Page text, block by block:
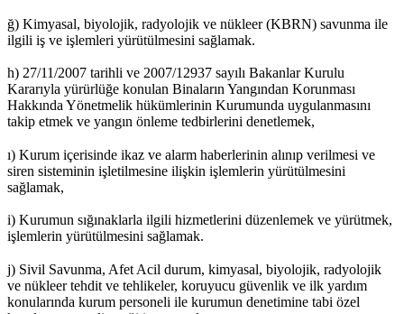
ğ) Kimyasal, biyolojik, radyolojik ve nükleer (KBRN) savunma ile
ilgili iş ve işlemleri yürütülmesini sağlamak.
h) 27/11/2007 tarihli ve 2007/12937 sayılı Bakanlar Kurulu
Kararıyla yürürlüğe konulan Binaların Yangından Korunması
Hakkında Yönetmelik hükümlerinin Kurumunda uygulanmasını
takip etmek ve yangın önleme tedbirlerini denetlemek,
ı) Kurum içerisinde ikaz ve alarm haberlerinin alınıp verilmesi ve
siren sisteminin işletilmesine ilişkin işlemlerin yürütülmesini
sağlamak,
i) Kurumun sığınaklarla ilgili hizmetlerini düzenlemek ve yürütmek,
işlemlerin yürütülmesini sağlamak.
j) Sivil Savunma, Afet Acil durum, kimyasal, biyolojik, radyolojik
ve nükleer tehdit ve tehlikeler, koruyucu güvenlik ve ilk yardım
konularında kurum personeli ile kurumun denetimine tabi özel